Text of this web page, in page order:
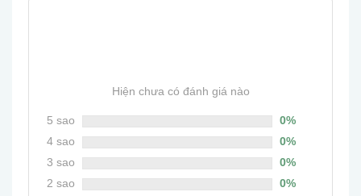
Hiện chưa có đánh giá nào
5 sao
0%
4 sao
0%
3 sao
0%
2 sao
0%